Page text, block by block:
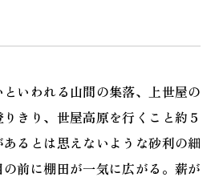
いわれる山間の集落、上世屋の
きり、世屋高原を行くこと約５
るとは思えないような砂利の細
前に棚田が一気に広がる。薪が